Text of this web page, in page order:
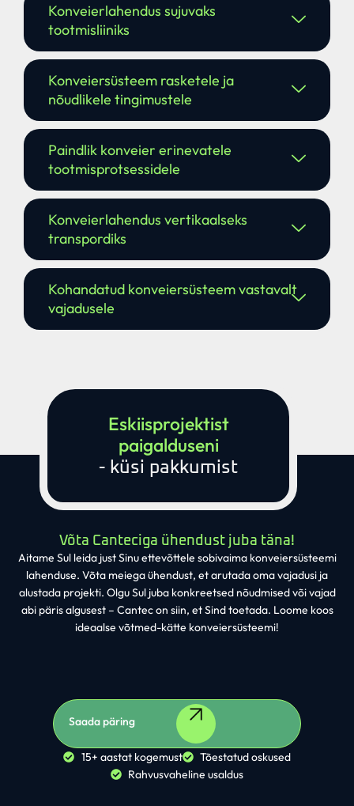
Konveierlahendus sujuvaks
tootmisliiniks
Konveiersüsteem rasketele ja
nõudlikele tingimustele
Paindlik konveier erinevatele
tootmisprotsessidele
Konveierlahendus vertikaalseks
transpordiks
Kohandatud konveiersüsteem vastavalt
vajadusele
Eskiisprojektist
paigalduseni
- küsi pakkumist
Võta Canteciga ühendust juba täna!
Aitame Sul leida just Sinu ettevõttele sobivaima konveiersüsteemi
lahenduse. Võta meiega ühendust, et arutada oma vajadusi ja
alustada projekti. Olgu Sul juba konkreetsed nõudmised või vajad
abi päris algusest – Cantec on siin, et Sind toetada. Loome koos
ideaalse võtmed-kätte konveiersüsteemi!
Saada päring
15+ aastat kogemust
Tõestatud oskused
Rahvusvaheline usaldus